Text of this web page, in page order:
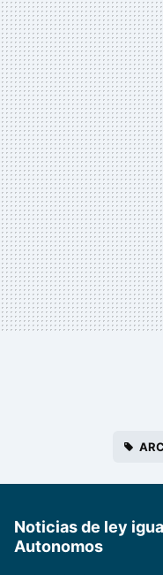
Noticias de ley
Autonomos